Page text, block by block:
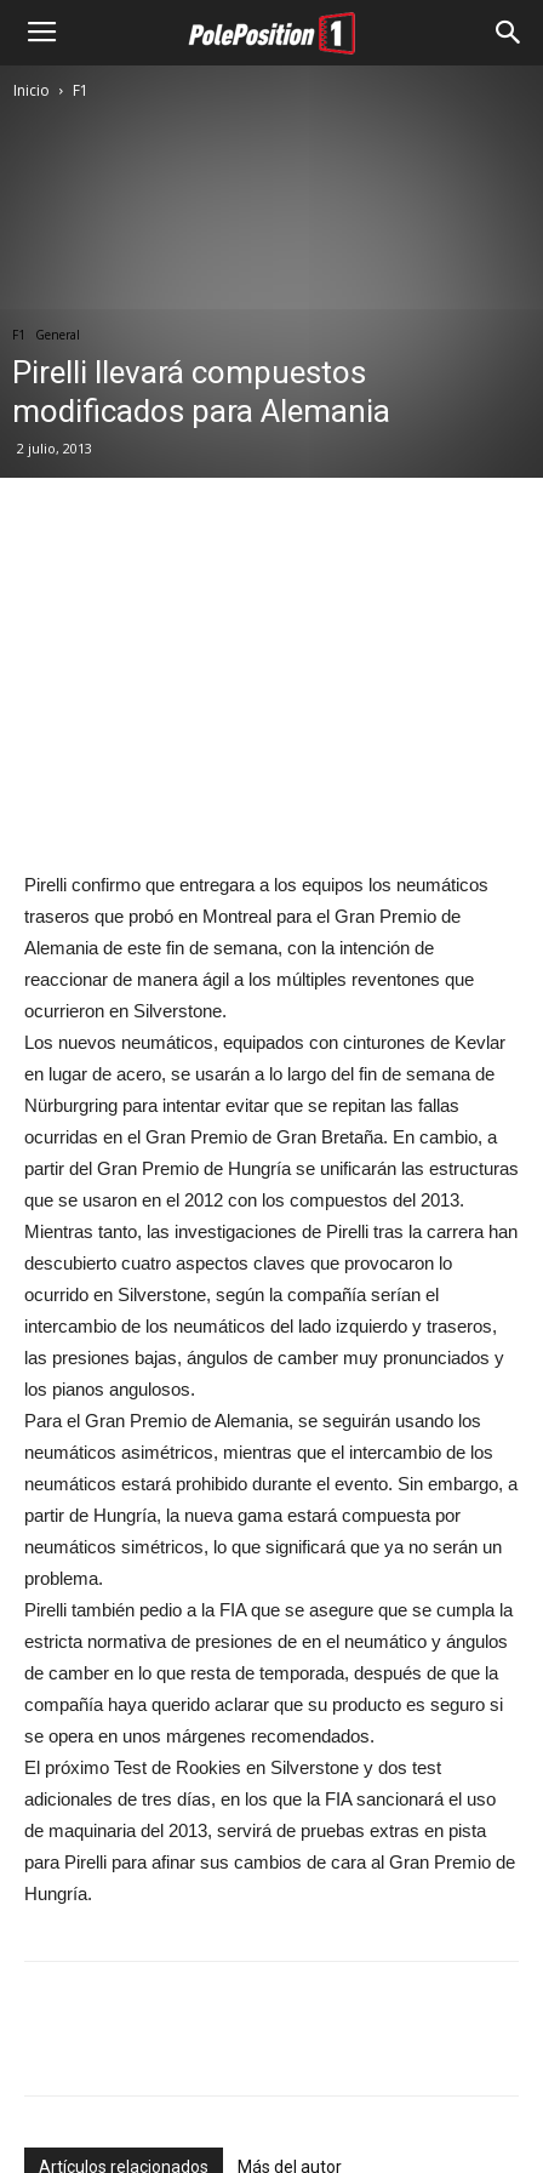
Inicio F1
F1 General
Pirelli llevará compuestos
modificados para Alemania
2 julio, 2013
Pirelli confirmo que entregara a los equipos los neumáticos
traseros que probó en Montreal para el Gran Premio de
Alemania de este fin de semana, con la intención de
reaccionar de manera ágil a los múltiples reventones que
ocurrieron en Silverstone.
Los nuevos neumáticos, equipados con cinturones de Kevlar
en lugar de acero, se usarán a lo largo del fin de semana de
Nürburgring para intentar evitar que se repitan las fallas
ocurridas en el Gran Premio de Gran Bretaña. En cambio, a
partir del Gran Premio de Hungría se unificarán las estructuras
que se usaron en el 2012 con los compuestos del 2013.
Mientras tanto, las investigaciones de Pirelli tras la carrera han
descubierto cuatro aspectos claves que provocaron lo
ocurrido en Silverstone, según la compañía serían el
intercambio de los neumáticos del lado izquierdo y traseros,
las presiones bajas, ángulos de camber muy pronunciados y
los pianos angulosos.
Para el Gran Premio de Alemania, se seguirán usando los
neumáticos asimétricos, mientras que el intercambio de los
neumáticos estará prohibido durante el evento. Sin embargo, a
partir de Hungría, la nueva gama estará compuesta por
neumáticos simétricos, lo que significará que ya no serán un
problema.
Pirelli también pedio a la FIA que se asegure que se cumpla la
estricta normativa de presiones de en el neumático y ángulos
de camber en lo que resta de temporada, después de que la
compañía haya querido aclarar que su producto es seguro si
se opera en unos márgenes recomendados.
El próximo Test de Rookies en Silverstone y dos test
adicionales de tres días, en los que la FIA sancionará el uso
de maquinaria del 2013, servirá de pruebas extras en pista
para Pirelli para afinar sus cambios de cara al Gran Premio de
Hungría.
Artículos relacionados Más del autor